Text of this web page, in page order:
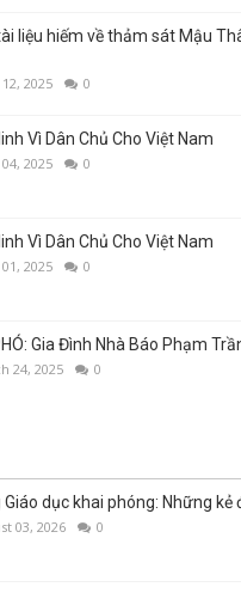
liệu hiếm về thảm sát Mậu
2025 0
Vì Dân Chủ Cho Việt Nam
2025 0
Vì Dân Chủ Cho Việt Nam
2025 0
Gia Đình Nhà Báo Phạm
24, 2025 0
Giáo dục khai phóng: Những kẻ
03, 2026 0